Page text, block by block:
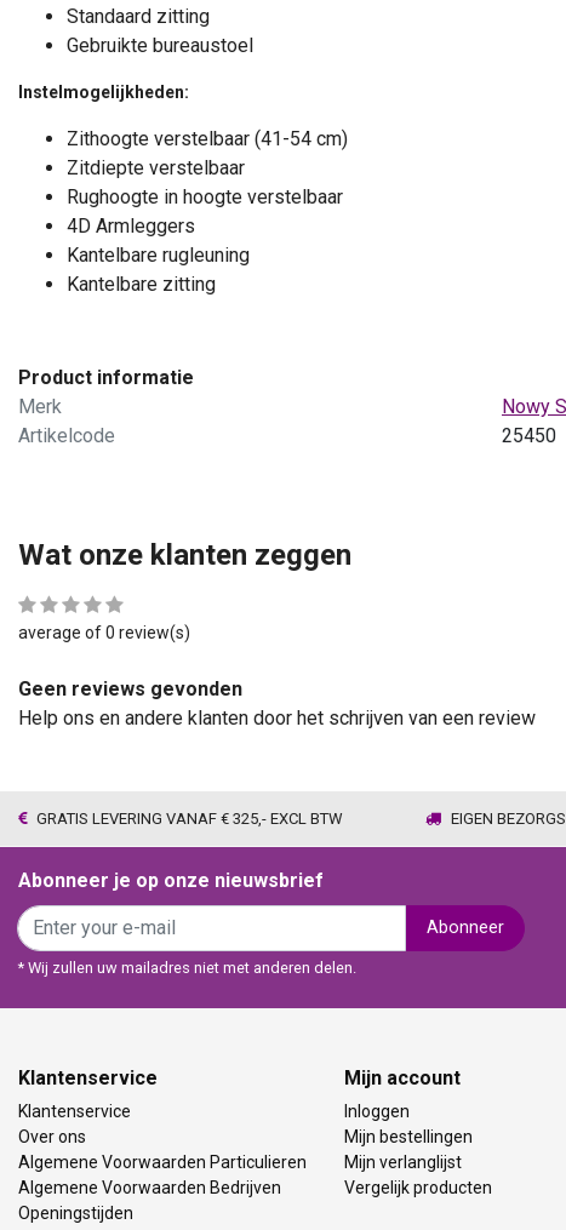
Standaard zitting
Gebruikte bureaustoel
Instelmogelijkheden:
Zithoogte verstelbaar (41-54 cm)
Zitdiepte verstelbaar
Rughoogte in hoogte verstelbaar
4D Armleggers
Kantelbare rugleuning
Kantelbare zitting
Product informatie
Merk
Nowy
Artikelcode
25450
Wat onze klanten zeggen
average of 0 review(s)
Geen reviews gevonden
Help ons en andere klanten door het schrijven van een review
GRATIS LEVERING VANAF € 325,- EXCL BTW EIGEN
Abonneer je op onze nieuwsbrief
Abonneer
* Wij zullen uw mailadres niet met anderen delen.
Klantenservice
Klantenservice
Over ons
Algemene Voorwaarden Particulieren
Algemene Voorwaarden Bedrijven
Openingstijden
Mijn account
Inloggen
Mijn bestellingen
Mijn verlanglijst
Vergelijk producten